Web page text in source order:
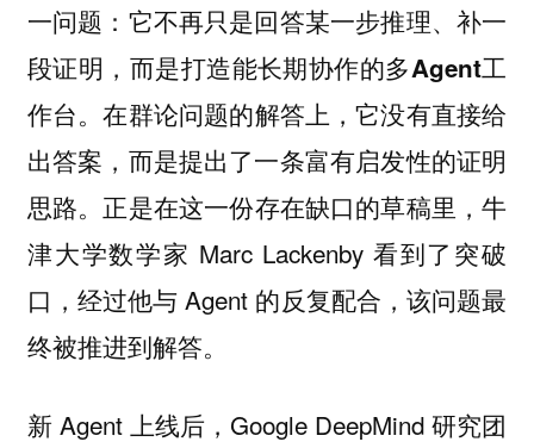
一问题：它不再只是回答某一步推理、补一
段证明，而是打造能长期协作的多Agent工
作台。在群论问题的解答上，它没有直接给
出答案，而是提出了一条富有启发性的证明
思路。正是在这一份存在缺口的草稿里，牛
津大学数学家 Marc Lackenby 看到了突破
口，经过他与 Agent 的反复配合，该问题最
终被推进到解答。
新 Agent 上线后，Google DeepMind 研究团